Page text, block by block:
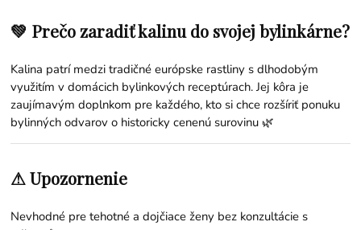
💚 Prečo zaradiť kalinu do svojej bylinkárne?
Kalina patrí medzi tradičné európske rastliny s dlhodobým
využitím v domácich bylinkových receptúrach. Jej kôra je
zaujímavým doplnkom pre každého, kto si chce rozšíriť ponuku
bylinných odvarov o historicky cenenú surovinu 🌿
⚠ Upozornenie
Nevhodné pre tehotné a dojčiace ženy bez konzultácie s